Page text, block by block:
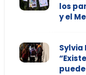
los
y el
Sylvia